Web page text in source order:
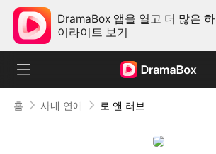
DramaBox 앱을 열고 더 많은 하
이라이트 보기
홈 사내 연애 로 앤 러브